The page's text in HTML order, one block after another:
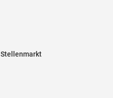
Stellenmarkt